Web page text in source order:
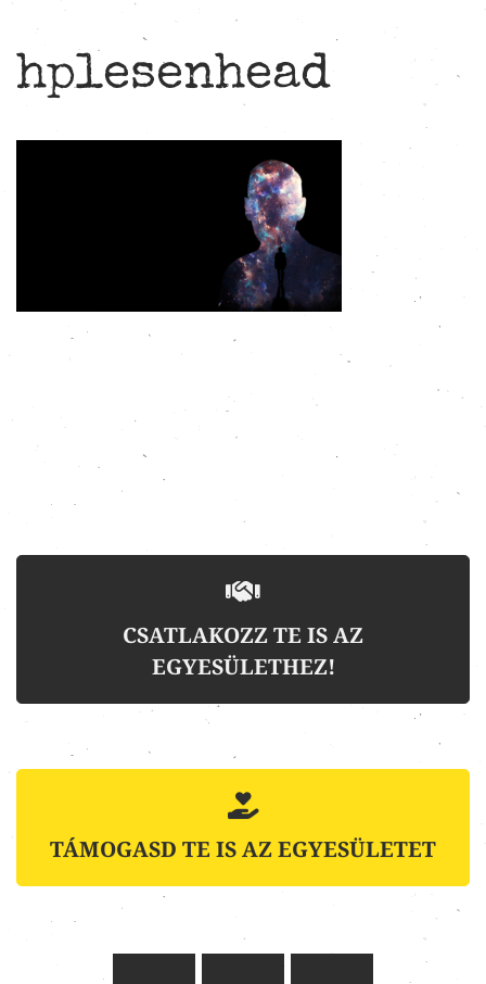
hplesenhead
CSATLAKOZZ TE IS AZ
EGYESÜLETHEZ!
TÁMOGASD TE IS AZ EGYESÜLETET